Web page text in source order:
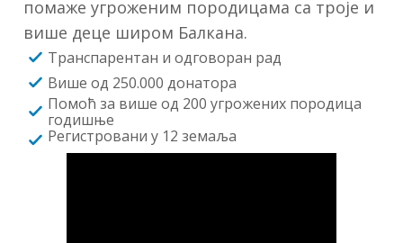
помаже угроженим породицама са троје и
више деце широм Балкана.
Транспарентан и одговоран рад
Више од 250.000 донатора
Помоћ за више од 200 угрожених породица
годишње
Регистровани у 12 земаља